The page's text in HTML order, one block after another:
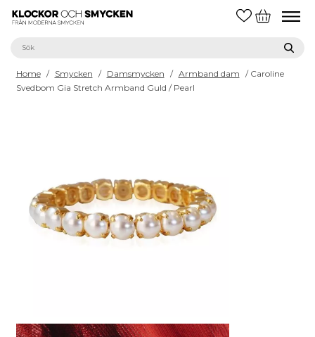
Home / Smycken / Damsmycken / Armband dam / Caroline
Svedbom Gia Stretch Armband Guld / Pearl